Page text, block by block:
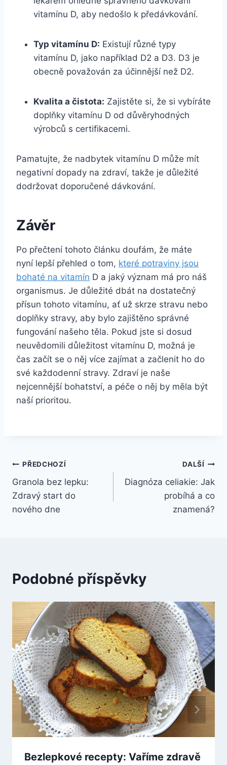
vitamínu D, aby nedošlo k předávkování.
Typ vitamínu D: Existují různé typy
vitamínu D, jako například D2 a D3. D3 je
obecně považován za účinnější než D2.
Kvalita a čistota: Zajistěte si, že si vybíráte
doplňky vitamínu D od důvěryhodných
výrobců s certifikacemi.
Pamatujte, že nadbytek vitamínu D může mít
negativní dopady na zdraví, takže je důležité
dodržovat doporučené dávkování.
Závěr
Po přečtení tohoto článku doufám, že máte
nyní lepší přehled o tom, které potraviny jsou
bohaté na vitamín D a jaký význam má pro náš
organismus. Je důležité dbát na dostatečný
přísun tohoto vitamínu, ať už skrze stravu nebo
doplňky stravy, aby bylo zajištěno správné
fungování našeho těla. Pokud jste si dosud
neuvědomili důležitost vitamínu D, možná je
čas začít se o něj více zajímat a začlenit ho do
své každodenní stravy. Zdraví je naše
nejcennější bohatství, a péče o něj by měla být
naší prioritou.
Navigace
pro
příspěvek
PŘEDCHOZÍ
Granola bez lepku:
Zdravý start do
nového dne
DALŠÍ
Diagnóza celiakie: Jak
probíhá a co
znamená?
Podobné příspěvky
Bezlepkové recepty: Vaříme zdravě